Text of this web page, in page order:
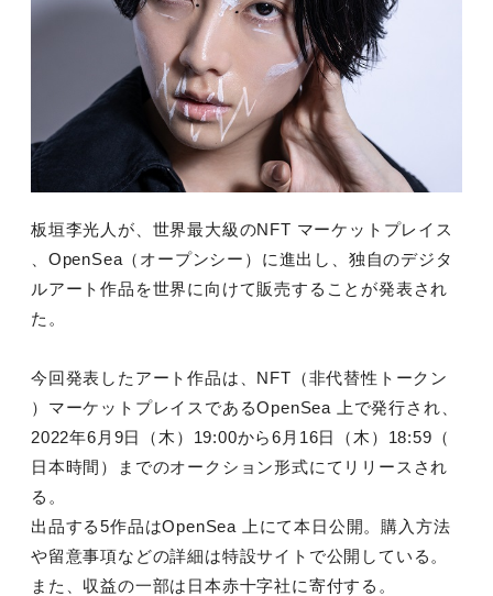
板垣李光人が、世界最大級のNFT マーケットプレイス
、OpenSea（オープンシー）に進出し、 独自のデジタ
ルアート作品を世界に向けて販売することが発表され
た。
今回発表したアート作品は、NFT（非代替性トークン
） マーケットプレイスであるOpenSea 上で発行され、
2022年6月9日（木）19:00から6月16日（木）18:59（
日本時間）
までのオークション形式にてリリースされ
る。
出品する5作品はOpenSea 上にて本日公開。 購入方法
や留意事項などの詳細は特設サイトで公開している。
また、収益の一部は日本赤十字社に寄付する。